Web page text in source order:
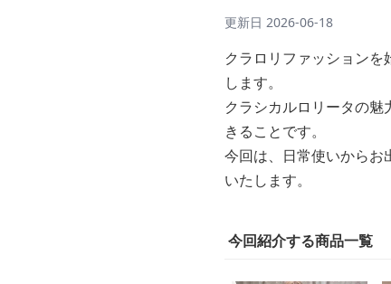
更新日 2026-06-18
クラロリファッション
します。
クラシカルロリータの
きることです。
今回は、日常使いからお
いたします。
今回紹介する商品一覧